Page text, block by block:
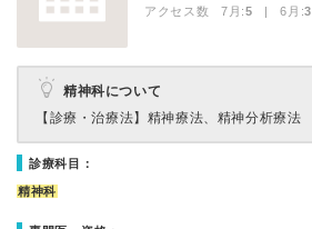
アクセス数 7月:5 | 6月:3
精神科について
【診療・治療法】 精神療法、精神分析療法
診療科目：
精神科